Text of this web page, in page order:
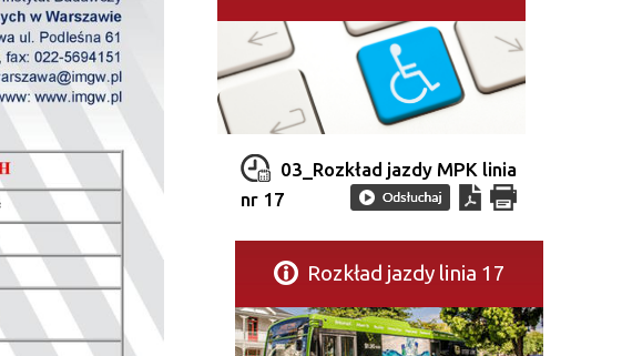
03_Rozkład jazdy MPK linia
nr 17
Rozkład jazdy linia 17